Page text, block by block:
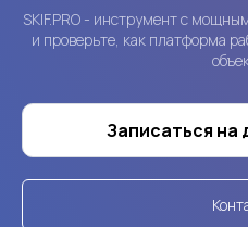
SKIF.PRO - инструмент с
и проверьте, как платформа
Записаться